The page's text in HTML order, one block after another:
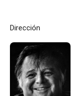
Dirección